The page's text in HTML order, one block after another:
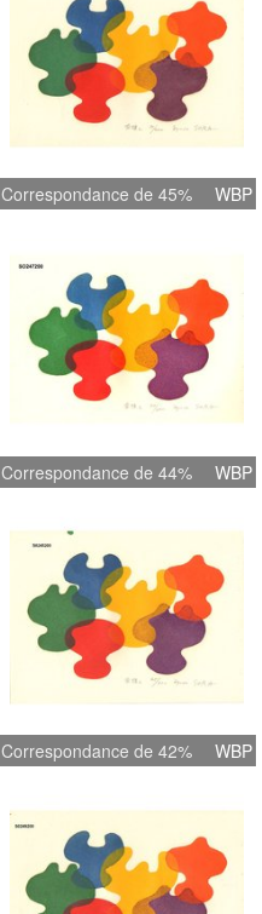
Correspondance de 45% WBP
Correspondance de 44% WBP
Correspondance de 42% WBP